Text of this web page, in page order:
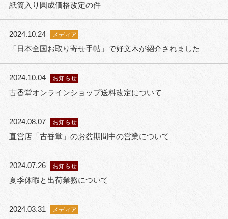
紙筒入り圓成価格改定の件
2024.10.24 メディア
「日本全国お取り寄せ手帖」で好文木が紹介されました
2024.10.04 お知らせ
古香堂オンラインショップ送料改定について
2024.08.07 お知らせ
直営店「古香堂」のお盆期間中の営業について
2024.07.26 お知らせ
夏季休暇と出荷業務について
2024.03.31 メディア